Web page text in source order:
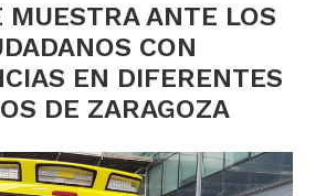
MUESTRA ANTE LOS
CON
EN DIFERENTES
DE ZARAGOZA